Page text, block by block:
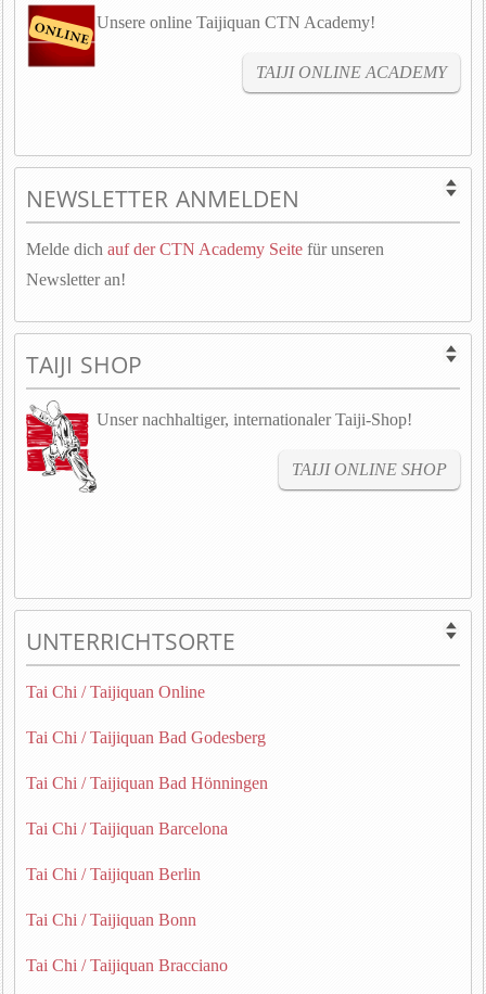
Unsere online Taijiquan CTN Academy!
TAIJI ONLINE ACADEMY
NEWSLETTER ANMELDEN
Melde dich auf der CTN Academy Seite für unseren
Newsletter an!
TAIJI SHOP
Unser nachhaltiger, internationaler Taiji-Shop!
TAIJI ONLINE SHOP
UNTERRICHTSORTE
Tai Chi / Taijiquan Online
Tai Chi / Taijiquan Bad Godesberg
Tai Chi / Taijiquan Bad Hönningen
Tai Chi / Taijiquan Barcelona
Tai Chi / Taijiquan Berlin
Tai Chi / Taijiquan Bonn
Tai Chi / Taijiquan Bracciano